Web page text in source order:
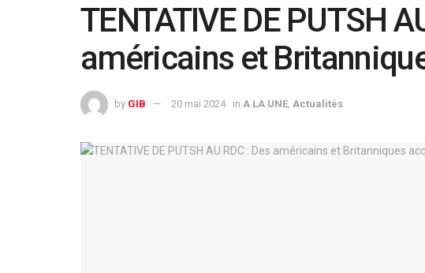
TENTATIVE DE PUTSH
américains et
by GIB 20 mai 2024 in A LA UNE Actualités